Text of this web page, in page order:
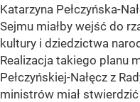
Katarzyna Pełczyńska-
Sejmu miałby wejść do
kultury i dziedzictwa
Realizacja takiego planu
Pełczyńskiej-Nałęcz z
ministrów miał